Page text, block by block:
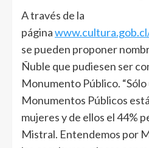
A través de la
página
se pueden proponer
Ñuble que pudiesen ser
Monumento Público. “Sólo
Monumentos Públicos
mujeres y de ellos el 44%
Mistral. Entendemos por